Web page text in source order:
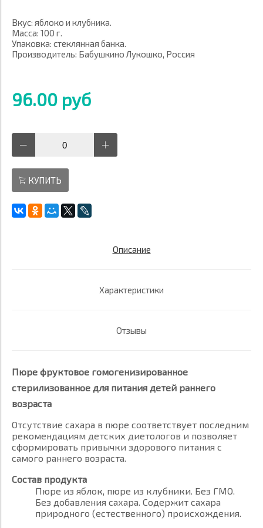
Вкус: яблоко и клубника.
Масса: 100 г.
Упаковка: стеклянная банка.
Производитель: Бабушкино Лукошко, Россия
96.00 руб
КУПИТЬ
Описание
Характеристики
Отзывы
Пюре фруктовое гомогенизированное
стерилизованное для питания детей раннего
возраста
Отсутствие сахара в пюре соответствует последним
рекомендациям детских диетологов и позволяет
сформировать привычки здорового питания с
самого раннего возраста.
Состав продукта
Пюре из яблок, пюре из клубники. Без ГМО.
Без добавления сахара. Содержит сахара
природного (естественного) происхождения.